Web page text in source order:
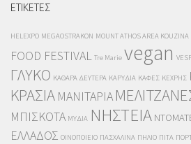
ΕΤΙΚΕΤΕΣ
HELEXPO MEGAOSTRAKON MOUNT ATHOS AREA KOUZINA
FOOD FESTIVAL Tre Marie vegan
ΓΛΥΚΟ ΚΑΘΑΡΑ ΔΕΥΤΕΡΑ ΚΑΡΥΔΙΑ ΚΑΦΕΣ ΚΕΧΡΗΣ
ΚΡΑΣΙΑ ΜΑΝΙΤΑΡΙΑ
ΜΠΙΣΚΟΤΑ ΜΥΔΙΑ ΝΗΣΤΕΙΑ
ΕΛΛΑΔΟΣ ΟΙΝΟΠΟΙΕΙΟ ΠΑΣΧΑΛΙΝΑ ΠΗΛΙΟ ΠΙΤΑ